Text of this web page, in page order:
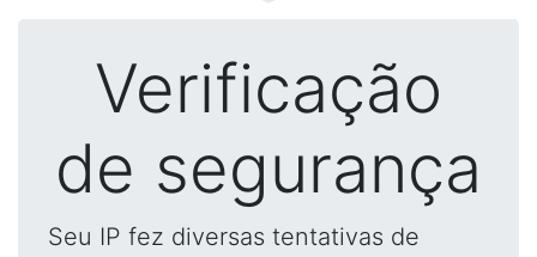
Verificação
de segurança
Seu IP fez diversas tentativas de